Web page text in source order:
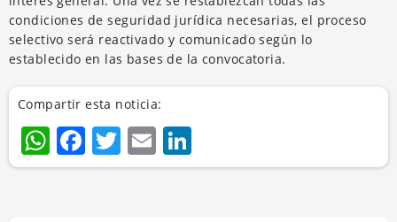
condiciones de seguridad jurídica necesarias, el proceso
selectivo será reactivado y comunicado según lo
establecido en las bases de la convocatoria.
Compartir esta noticia:
WhatsApp
Facebook
Twitter
Email